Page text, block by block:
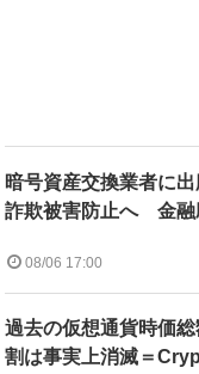
暗号資産交換業者に出
詐欺被害防止へ 金融
08/06 17:00
過去の仮想通貨時価
割は事実上消滅＝